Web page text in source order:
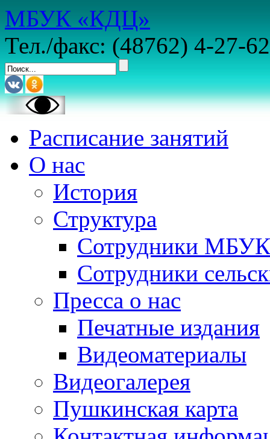
МБУК «КДЦ»
Тел./факс: (48762) 4-27-62
Расписание занятий
О нас
История
Структура
Сотрудники
Сотрудники
Пресса о нас
Печатные издания
Видеоматериалы
Видеогалерея
Пушкинская карта